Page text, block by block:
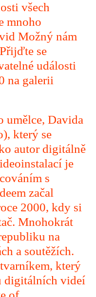
všech
mnoho
Možný nám
se
události
na galerii
umělce, Davida
který se
autor digitálně
je
s
začal
2000, kdy si
Mnohokrát
na
a soutěžích.
který
digitálních videí